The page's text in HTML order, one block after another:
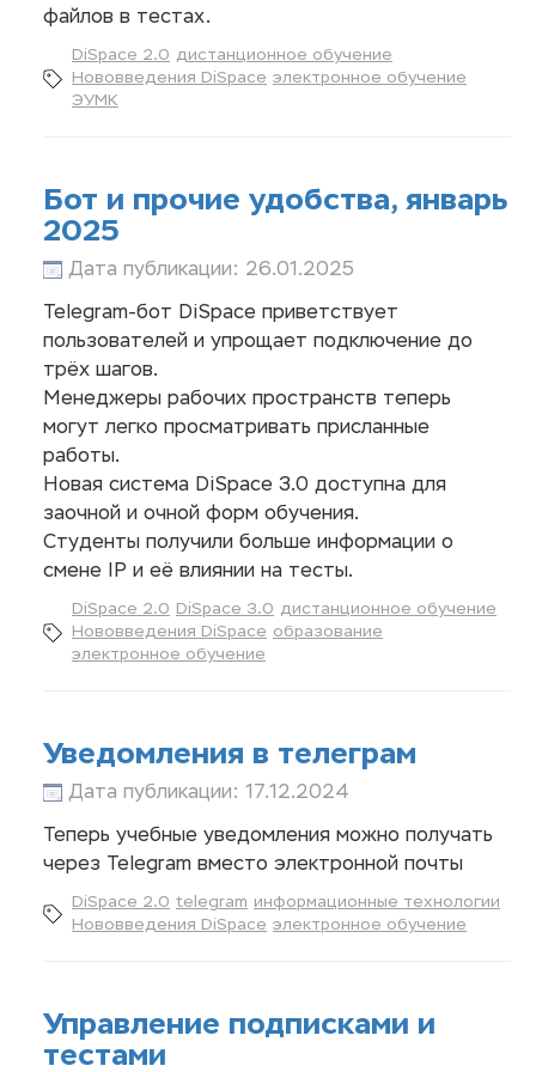
файлов в тестах.
DiSpace 2.0 дистанционное обучение
Нововведения DiSpace электронное обучение
ЭУМК
Бот и прочие удобства, январь
2025
Дата публикации: 26.01.2025
Telegram-бот DiSpace приветствует
пользователей и упрощает подключение до
трёх шагов.
Менеджеры рабочих пространств теперь
могут легко просматривать присланные
работы.
Новая система DiSpace 3.0 доступна для
заочной и очной форм обучения.
Студенты получили больше информации о
смене IP и её влиянии на тесты.
DiSpace 2.0 DiSpace 3.0 дистанционное обучение
Нововведения DiSpace образование
электронное обучение
Уведомления в телеграм
Дата публикации: 17.12.2024
Теперь учебные уведомления можно получать
через Telegram вместо электронной почты
DiSpace 2.0 telegram информационные технологии
Нововведения DiSpace электронное обучение
Управление подписками и
тестами